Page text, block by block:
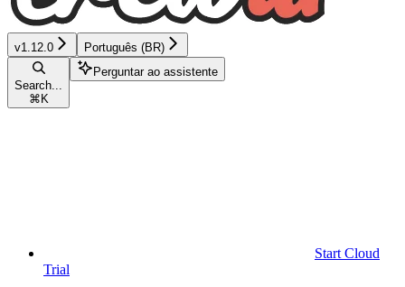
v1.12.0 Português (BR)
Search...
⌘ K
Perguntar ao assistente
Start Cloud
Trial